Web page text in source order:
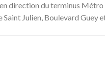
direction du terminus
Saint Julien, Boulevard Guey